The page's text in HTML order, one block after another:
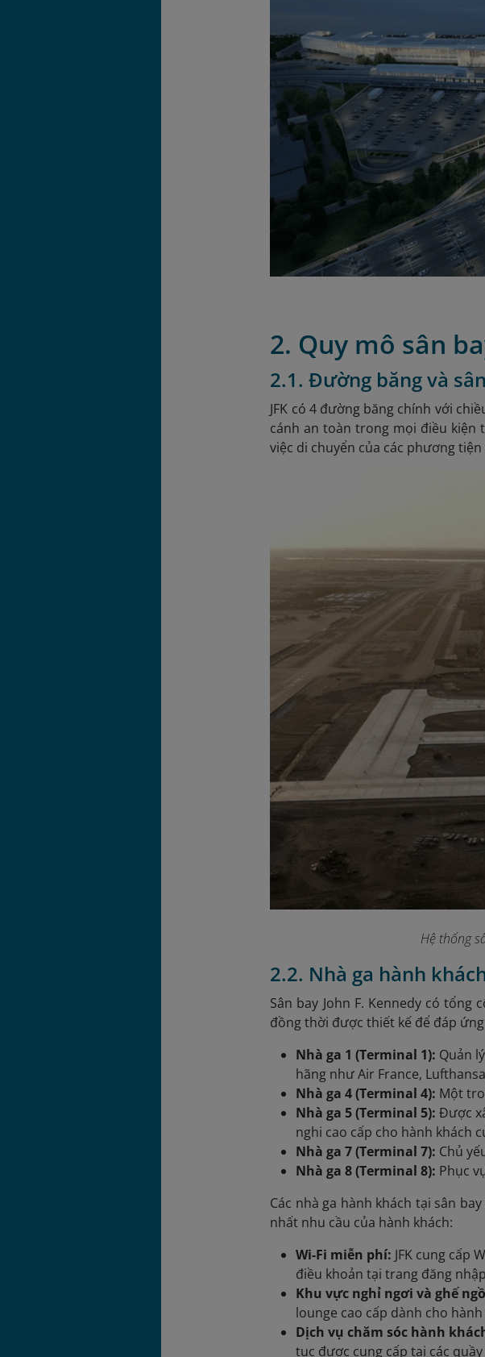
2. Quy mô sân
2.1. Đường băng và
JFK có 4 đường băng chính với
cánh an toàn trong mọi điều kiện
việc di chuyển của các phương
Hệ thống
2.2. Nhà ga hành
Sân bay John F. Kennedy có
đồng thời được thiết kế để đáp
Nhà ga 1 (Terminal 1): Quản
hãng như Air France,
Nhà ga 4 (Terminal 4): Một
Nhà ga 5 (Terminal 5): Được
nghi cao cấp cho hành khách
Nhà ga 7 (Terminal 7): Chủ
Nhà ga 8 (Terminal 8): Phục
Các nhà ga hành khách tại sân
nhất nhu cầu của hành khách:
Wi-Fi miễn phí: JFK cung cấp
điều khoản tại trang đăng
Khu vực nghỉ ngơi và ghế
lounge cao cấp dành cho
Dịch vụ chăm sóc hành
tục được cung cấp tại các